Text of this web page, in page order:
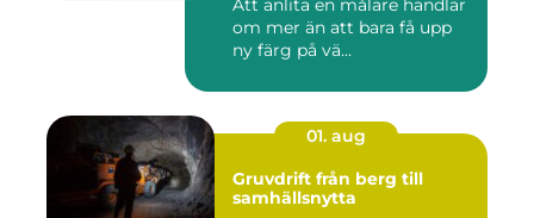
Att anlita en målare handlar
om mer än att bara få upp
ny färg på vä...
01. aug
Gruvdrift från berg till
samhällsnytta